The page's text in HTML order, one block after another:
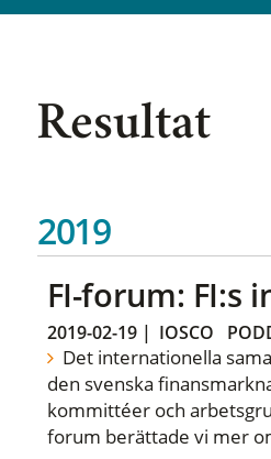
Resultat
2019
FI-forum: FI:s
2019-02-19| IOSCO
Det internationella
den svenska
kommittéer och
forum berättade vi mer